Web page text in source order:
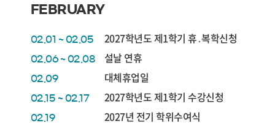
FEBRUARY
02.01 ~ 02.05 2027학년도 제1학기 휴․복학신청
02.06 ~ 02.08 설날 연휴
02.09 대체휴업일
02.15 ~ 02.17 2027학년도 제1학기 수강신청
02.19 2027년 전기 학위수여식